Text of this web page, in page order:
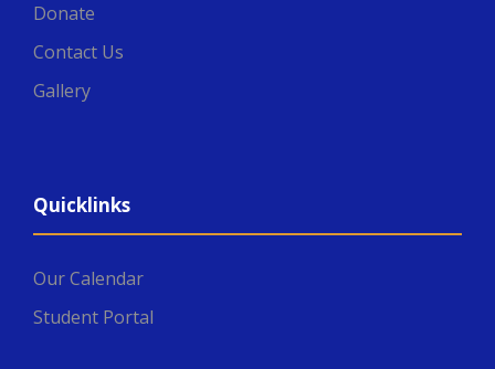
Donate
Contact Us
Gallery
Quicklinks
Our Calendar
Student Portal